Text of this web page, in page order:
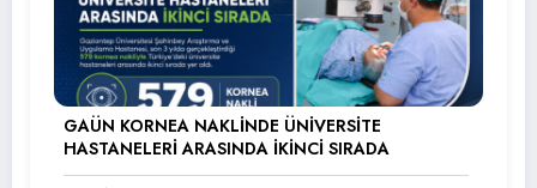
GAÜN KORNEA NAKLİNDE ÜNİVERSİTE
HASTANELERİ ARASINDA İKİNCİ SIRADA